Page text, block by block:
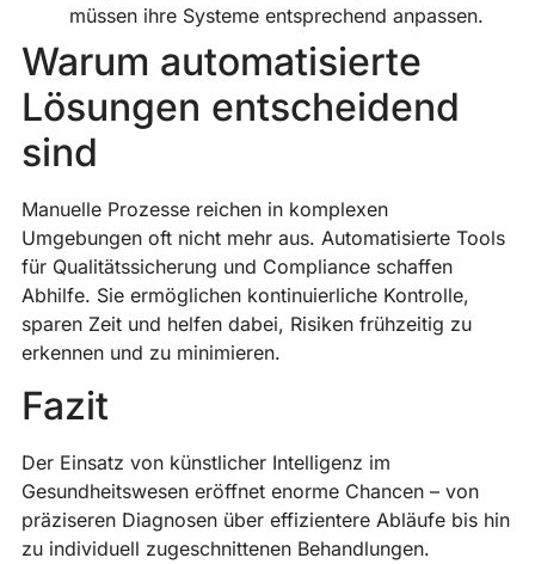
müssen ihre Systeme entsprechend anpassen.
Warum automatisierte
Lösungen entscheidend
sind
Manuelle Prozesse reichen in komplexen
Umgebungen oft nicht mehr aus. Automatisierte Tools
für Qualitätssicherung und Compliance schaffen
Abhilfe. Sie ermöglichen kontinuierliche Kontrolle,
sparen Zeit und helfen dabei, Risiken frühzeitig zu
erkennen und zu minimieren.
Fazit
Der Einsatz von künstlicher Intelligenz im
Gesundheitswesen eröffnet enorme Chancen – von
präziseren Diagnosen über effizientere Abläufe bis hin
zu individuell zugeschnittenen Behandlungen.